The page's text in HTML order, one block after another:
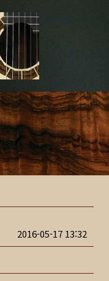
2016-05-17 13:32